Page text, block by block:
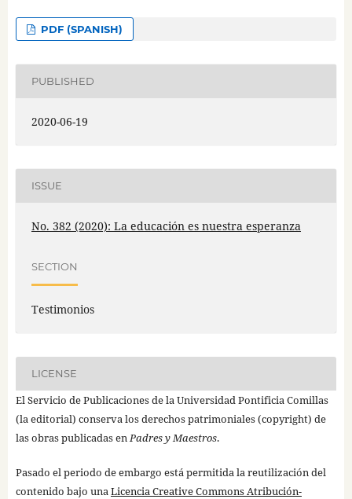
PDF (SPANISH)
PUBLISHED
2020-06-19
ISSUE
No. 382 (2020): La educación es nuestra esperanza
SECTION
Testimonios
LICENSE
El Servicio de Publicaciones de la Universidad Pontificia Comillas
(la editorial) conserva los derechos patrimoniales (copyright) de
las obras publicadas enPadres y Maestros.
Pasado el periodo de embargo está permitida la reutilización del
contenido bajo unaLicencia Creative Commons Atribución-